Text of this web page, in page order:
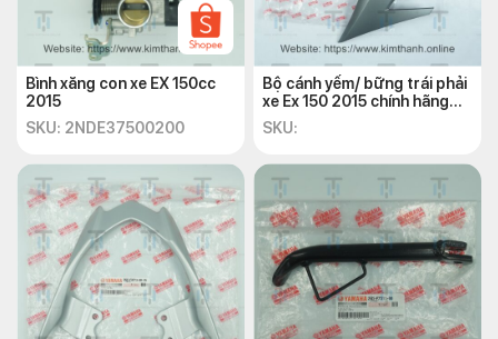
Bình xăng con xe EX 150cc
2015
SKU: 2NDE37500200
Bộ cánh yếm/ bững trái phải
xe Ex 150 2015 chính hãng
Yamaha
SKU: